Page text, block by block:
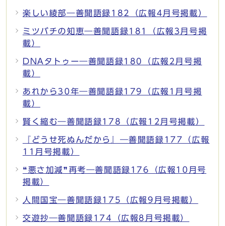
楽しい綾部―善聞語録182（広報4月号掲載）
ミツバチの知恵―善聞語録181（広報3月号掲
載）
DNAタトゥー―善聞語録180（広報2月号掲
載）
あれから30年―善聞語録179（広報1月号掲
載）
賢く縮む―善聞語録178（広報12月号掲載）
『どうせ死ぬんだから』―善聞語録177（広報
11月号掲載）
❝悪さ加減❞再考―善聞語録176（広報10月号
掲載）
人間国宝―善聞語録175（広報9月号掲載）
交遊抄―善聞語録174（広報8月号掲載）